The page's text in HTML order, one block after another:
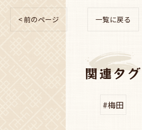
< 前のページ 一覧に戻る
関連タグ
#梅田